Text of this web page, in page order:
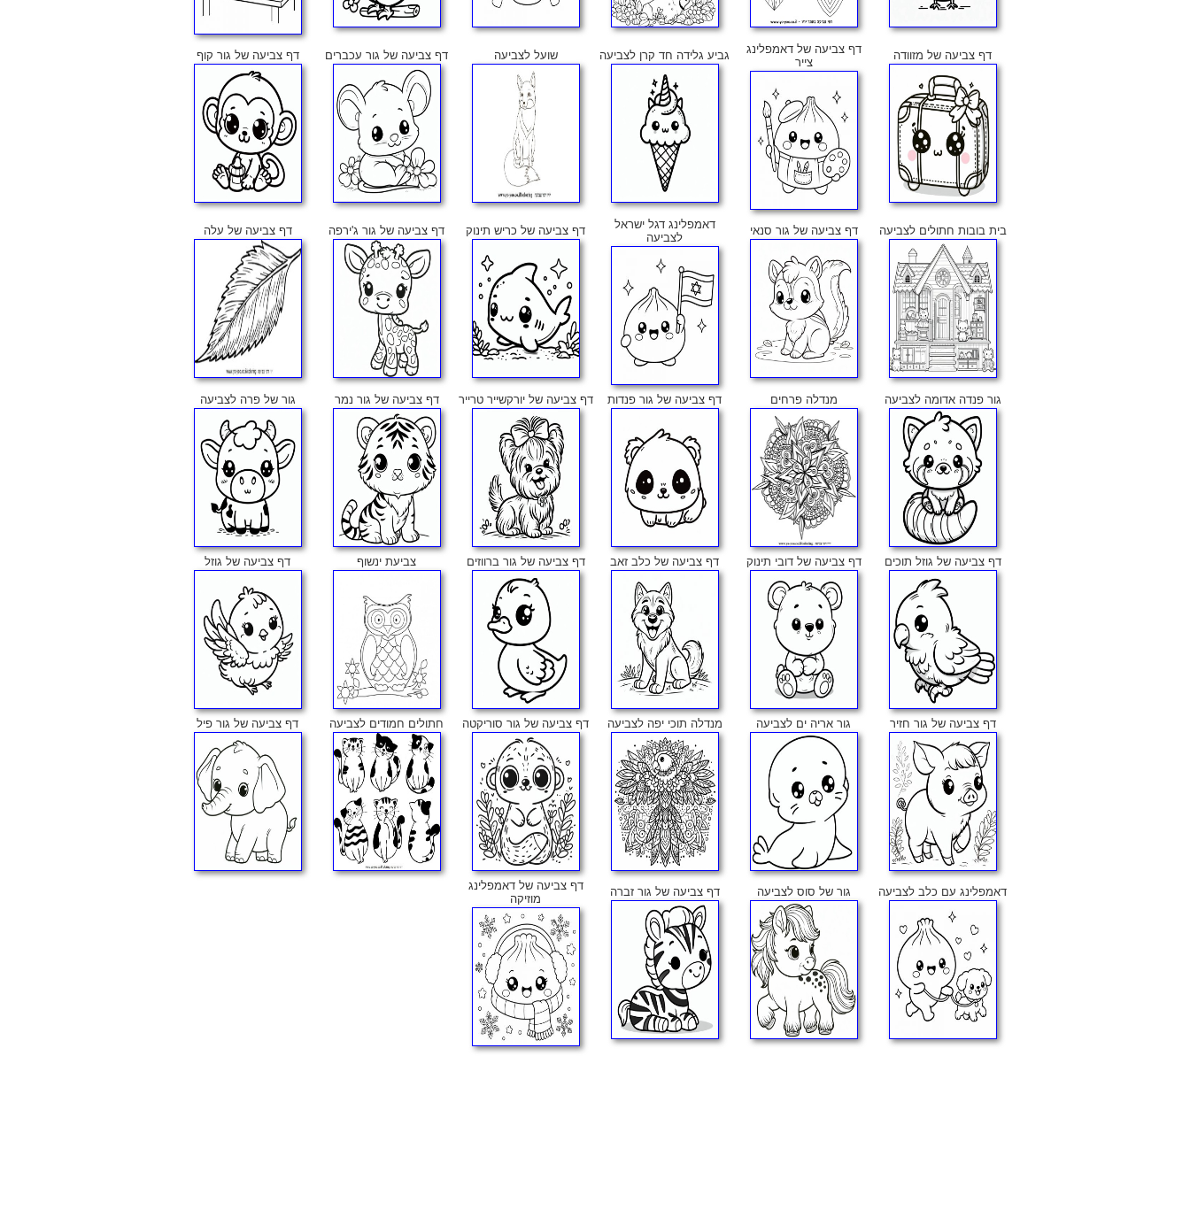
דף צביעה של מזוודה
דף צביעה של דאמפלינג
צייר
גביע גלידה חד קרן לצביעה שועל לצביעה דף צביעה של גור עכברים דף צביעה של גור קוף
בית בובות חתולים לצביעה דף צביעה של גור סנאי
דאמפלינג דגל ישראל
לצביעה
דף צביעה של כריש תינוק דף צביעה של גור ג'ירפה דף צביעה של עלה
גור פנדה אדומה לצביעה מנדלה פרחים דף צביעה של גור פנדות דף צביעה של יורקשייר טרייר דף צביעה של גור נמר גור של פרה לצביעה
דף צביעה של גוזל תוכים דף צביעה של דובי תינוק דף צביעה של כלב זאב דף צביעה של גור ברווזים צביעת ינשוף דף צביעה של גוזל
דף צביעה של גור חזיר גור אריה ים לצביעה מנדלה תוכי יפה לצביעה דף צביעה של גור סוריקטה חתולים חמודים לצביעה דף צביעה של גור פיל
דאמפלינג עם כלב לצביעה גור של סוס לצביעה דף צביעה של גור זברה
דף צביעה של דאמפלינג
מוזיקה